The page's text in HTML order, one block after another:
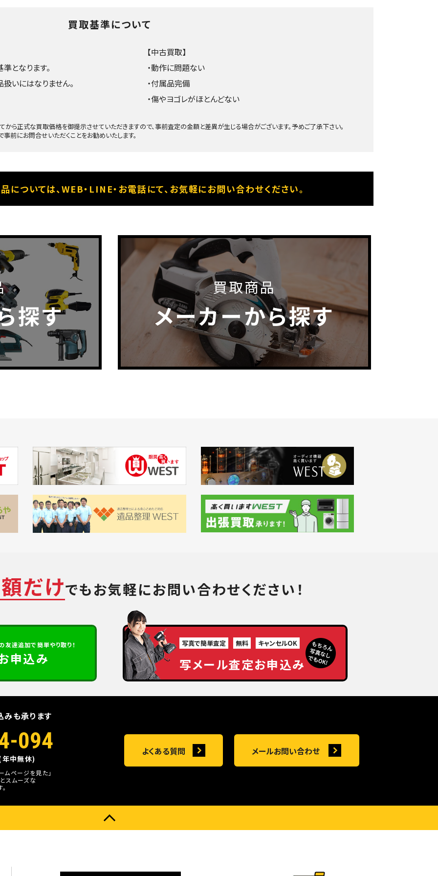
買取基準について
となります。
いにはなりません。
【中古買取】
・動作に問題ない
・付属品完備
・傷やヨゴレがほとんどない
ら正式な買取価格を御提示させていただきますので、事前査定の金額と差異が生じる場合がございます。予めご了承下さい。
前にお問合せいただくことをお勧めいたします。
については、WEB・LINE・お電話にて、お気軽にお問い合わせください。
探す
買取商品
メーカーから探す
だけでもお気軽にお問い合わせください！
友達追加で簡単やり取り！
申込み
写真で簡単査定 無料 キャンセルOK
写メール査定お申込み
も承ります
094
中無休)
ムページを見た」
スムーズな
よくある質問 メールお問い合わせ